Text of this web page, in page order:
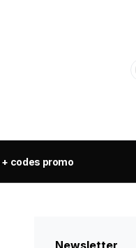
codes promo
Newsletter